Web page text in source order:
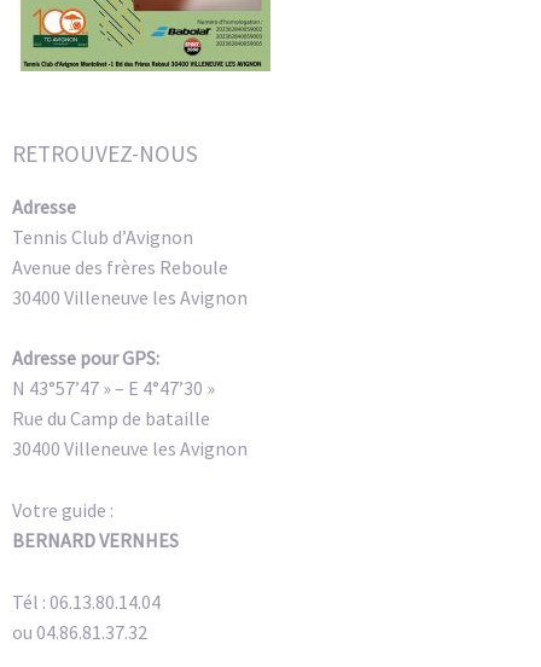
RETROUVEZ-NOUS
Adresse
Tennis Club d’Avignon
Avenue des frères Reboule
30400 Villeneuve les Avignon
Adresse pour GPS:
N 43°57’47 » – E 4°47’30 »
Rue du Camp de bataille
30400 Villeneuve les Avignon
Votre guide :
BERNARD VERNHES
Tél : 06.13.80.14.04
ou 04.86.81.37.32